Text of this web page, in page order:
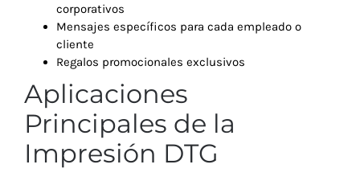
corporativos
Mensajes específicos para cada empleado o
cliente
Regalos promocionales exclusivos
Aplicaciones
Principales de la
Impresión DTG